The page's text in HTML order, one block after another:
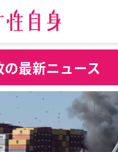
の最新ニュース